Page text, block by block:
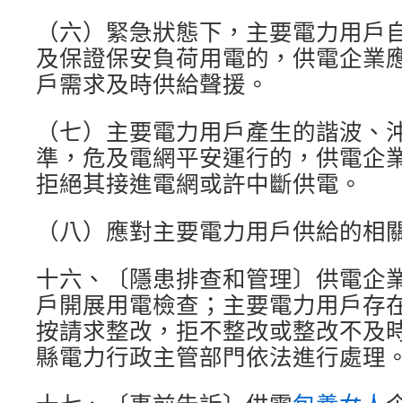
（六）緊急狀態下，主要電力用戶
及保證保安負荷用電的，供電企業
戶需求及時供給聲援。
（七）主要電力用戶產生的諧波、
準，危及電網平安運行的，供電企
拒絕其接進電網或許中斷供電。
（八）應對主要電力用戶供給的相
十六、〔隱患排查和管理〕供電企
戶開展用電檢查；主要電力用戶存
按請求整改，拒不整改或整改不及
縣電力行政主管部門依法進行處理